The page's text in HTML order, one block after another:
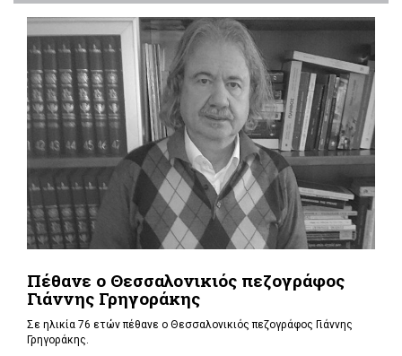
Πέθανε ο Θεσσαλονικιός πεζογράφος
Γιάννης Γρηγοράκης
Σε ηλικία 76 ετών πέθανε ο Θεσσαλονικιός πεζογράφος Γιάννης
Γρηγοράκης.